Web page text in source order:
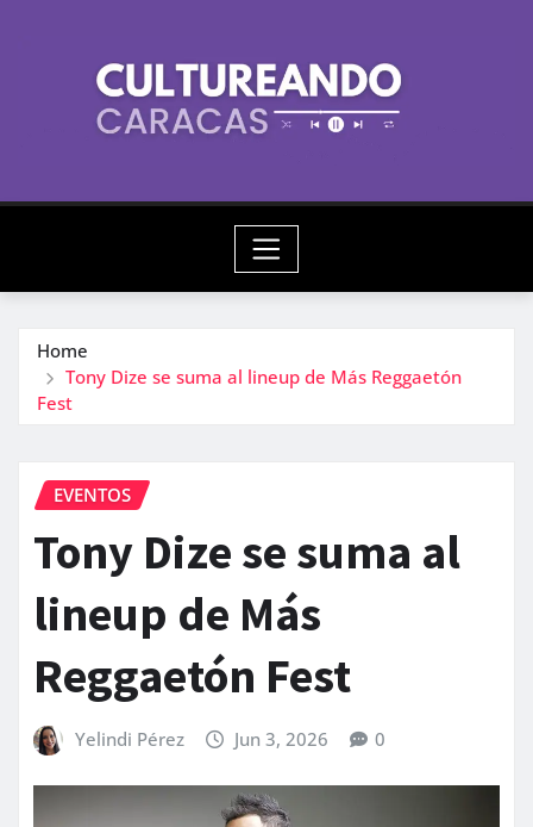
Home
Tony Dize se suma al lineup de Más Reggaetón
Fest
EVENTOS
Tony Dize se suma al
lineup de Más
Reggaetón Fest
Yelindi Pérez Jun 3, 2026 0